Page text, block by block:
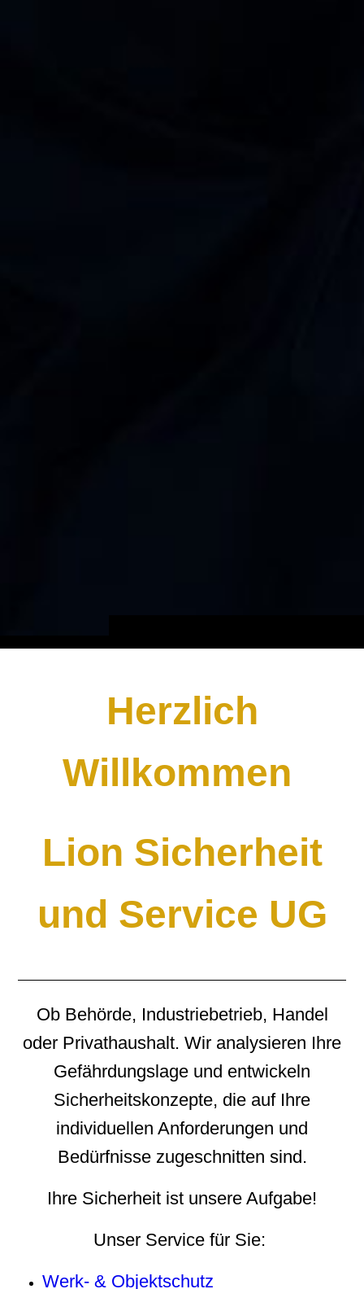
Herzlich
Willkommen
Lion Sicherheit
und Service UG
Ob Behörde, Industriebetrieb, Handel
oder Privathaushalt. Wir analysieren Ihre
Gefährdungslage und entwickeln
Sicherheitskonzepte, die auf Ihre
individuellen Anforderungen und
Bedürfnisse zugeschnitten sind.
Ihre Sicherheit ist unsere Aufgabe!
Unser Service für Sie:
Werk- & Objektschutz